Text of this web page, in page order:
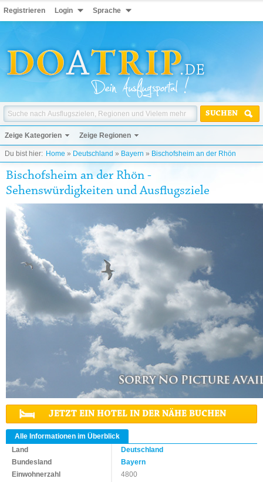
Registrieren Login Sprache
SUCHEN
Zeige Kategorien Zeige Regionen
Du bist hier: Home » Deutschland » Bayern » Bischofsheim an der Rhön
Bischofsheim an der Rhön -
Sehenswürdigkeiten und Ausflugsziele
JETZT EIN HOTEL IN DER NÄHE BUCHEN
Alle Informationen im Überblick
Land
Deutschland
Bundesland
Bayern
Einwohnerzahl
4800